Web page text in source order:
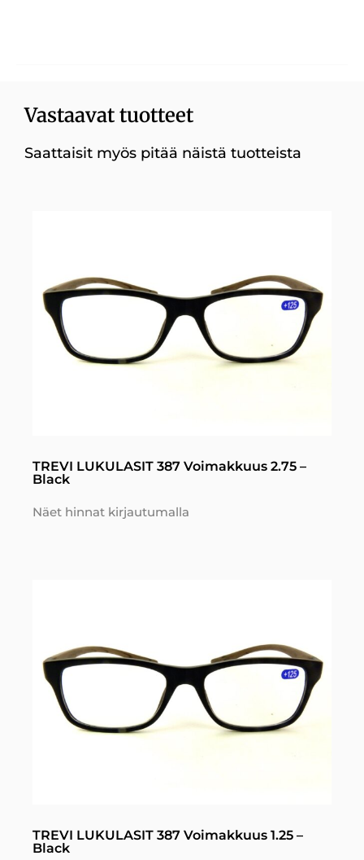
Vastaavat tuotteet
Saattaisit myös pitää näistä tuotteista
TREVI LUKULASIT 387 Voimakkuus 2.75 –
Black
Näet hinnat kirjautumalla
TREVI LUKULASIT 387 Voimakkuus 1.25 –
Black